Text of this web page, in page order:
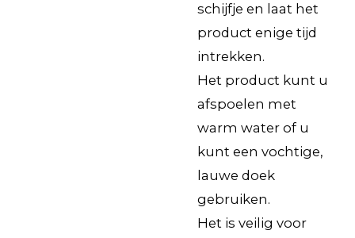
schijfje en laat het
product enige tijd
intrekken.
Het product kunt u
afspoelen met
warm water of u
kunt een vochtige,
lauwe doek
gebruiken.
Het is veilig voor